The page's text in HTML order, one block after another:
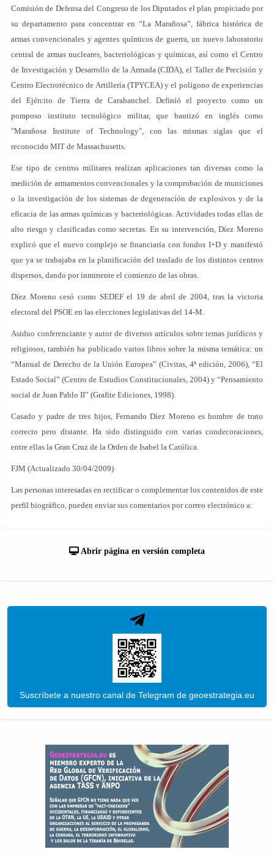
Comisión de Defensa del Congreso de los Diputados el plan propiciado por
su departamento para concentrar en “La Marañosa”, fábrica histórica de
armas convencionales y agentes químicos de guerra, un nuevo laboratorio
central de armas nucleares, bacteriológicas y químicas, así como el Centro
de Investigación y Desarrollo de la Armada (CIDA), el Taller de Precisión y
Centro Electrotécnico de Artillería (TPYCEA) y el polígono de experiencias
del Ejército de Tierra de Carabanchel. Definió el proyecto como un
pomposo instituto tecnológico militar, que bautizó en inglés como
"Marañosa Institute of Technology", con las mismas siglas que el
reconocido MIT de Massachusetts.
Ese tipo de centros militares realizan aplicaciones tan diversas como la
medición de armamentos convencionales y la comprobación de municiones
o la investigación de los sistemas de degeneración de explosivos y de la
eficacia de las armas químicas y bacteriológicas. Actividades todas ellas de
alto riesgo y clasificadas como secretas. En su intervención, Díez Moreno
explicó que el nuevo complejo se financiaría con fondos I+D y manifestó
que ya se trabajaba en la planificación del traslado de los distintos centros
dispersos, dando por inminente el comienzo de las obras.
Díez Moreno cesó como SEDEF el 19 de abril de 2004, tras la victoria
electoral del PSOE en las elecciones legislativas del 14-M.
Asiduo conferenciante y autor de diversos artículos sobre temas jurídicos y
religiosos, también ha publicado varios libros sobre la misma temática: un
“Manual de Derecho de la Unión Europea” (Civitas, 4ª edición, 2006), “El
Estado Social” (Centro de Estudios Constitucionales, 2004) y “Pensamiento
social de Juan Pablo II” (Grafite Ediciones, 1998).
Casado y padre de tres hijos, Fernando Díez Moreno es hombre de trato
correcto pero distante. Ha sido distinguido con varias condecoraciones,
entre ellas la Gran Cruz de la Orden de Isabel la Católica.
FJM (Actualizado 30/04/2009)
Las personas interesadas en rectificar o complementar los contenidos de este
perfil biográfico, pueden enviar sus comentarios por correo electrónico a:
Abrir página en versión completa
Suscríbete a nuestro canal de Telegram de geoestrategia.eu